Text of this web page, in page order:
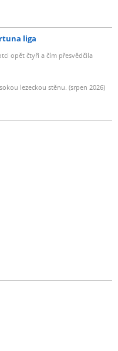
liga
opět čtyři a čím přesvědčila
lezeckou stěnu. (srpen 2026)